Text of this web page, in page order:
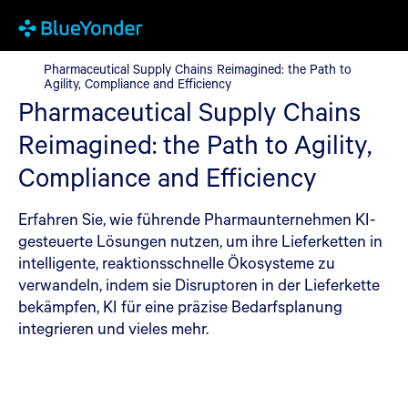
Pharmaceutical Supply Chains Reimagined: the Path to Agility,
Pharmaceutical Supply Chains Reimagined: the Path to
Agility, Compliance and Efficiency
Pharmaceutical Supply Chains
Reimagined: the Path to Agility,
Compliance and Efficiency
Erfahren Sie, wie führende Pharmaunternehmen KI-
gesteuerte Lösungen nutzen, um ihre Lieferketten in
intelligente, reaktionsschnelle Ökosysteme zu
verwandeln, indem sie Disruptoren in der Lieferkette
bekämpfen, KI für eine präzise Bedarfsplanung
integrieren und vieles mehr.